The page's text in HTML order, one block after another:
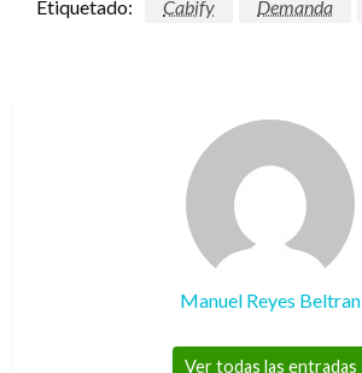
Etiquetado: Cabify Demanda
Manuel Reyes Beltran
Ver todas las entradas